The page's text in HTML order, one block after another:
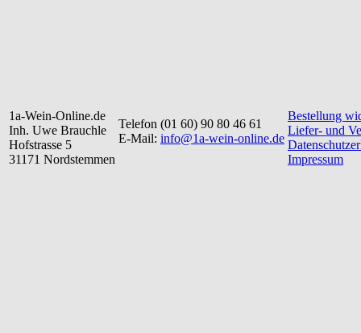
1a-Wein-Online.de
Inh. Uwe Brauchle
Hofstrasse 5
31171 Nordstemmen
Telefon (01 60) 90 80 46 61
E-Mail: info@1a-wein-online.de
Bestellung
Liefer- und
Impressum